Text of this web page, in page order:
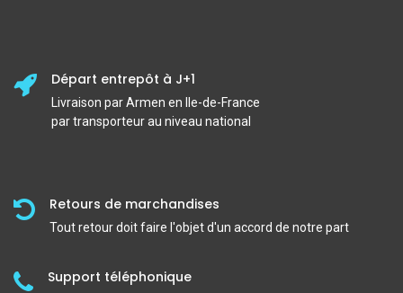
Départ entrepôt à J+1
Livraison par Armen en Ile-de-France
par transporteur au niveau national
Retours de marchandises
Tout retour doit faire l'objet d'un accord de notre part
Support téléphonique